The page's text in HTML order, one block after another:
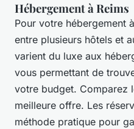
Hébergement à Reims
Pour votre hébergement
entre plusieurs hôtels et
varient du luxe aux
vous permettant de
votre budget. Comparez
meilleure offre. Les
méthode pratique pour